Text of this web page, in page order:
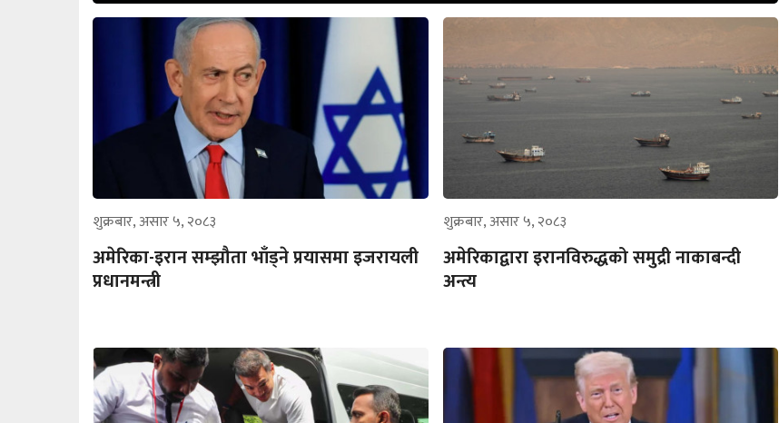
शुक्रबार, असार ५, २०८३
अमेरिका-इरान सम्झौता भाँड्ने प्रयासमा इजरायली
प्रधानमन्त्री
शुक्रबार, असार ५, २०८३
अमेरिकाद्वारा इरानविरुद्धको समुद्री नाकाबन्दी
अन्त्य